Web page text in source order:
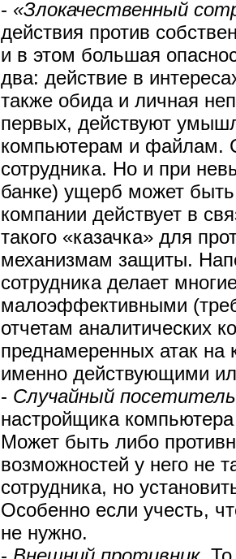
- «Злокачественный
действия против
и в этом большая
два: действие в
также обида и личная
первых, действуют
компьютерам и файлам.
сотрудника. Но и при
банке) ущерб может
компании действует в
такого «казачка» для
механизмам защиты.
сотрудника делает
малоэффективными
отчетам аналитических
преднамеренных атак на
именно действующими
- Случайный посетитель
настройщика
Может быть либо
возможностей у него не
сотрудника, но
Особенно если учесть,
не нужно.